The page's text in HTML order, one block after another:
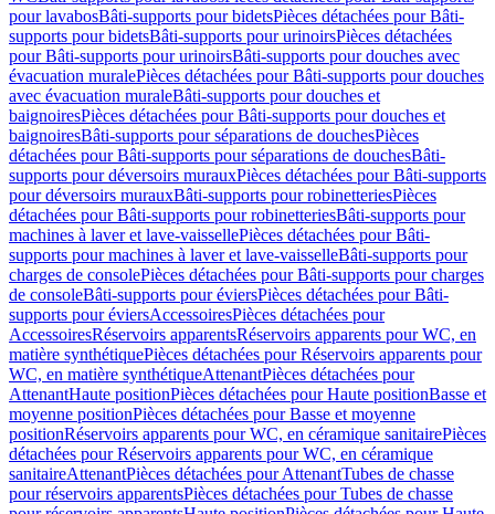
pour lavabosBâti-supports pour bidetsPièces détachées pour Bâti-
supports pour bidetsBâti-supports pour urinoirsPièces détachées
pour Bâti-supports pour urinoirsBâti-supports pour douches avec
évacuation muralePièces détachées pour Bâti-supports pour douches
avec évacuation muraleBâti-supports pour douches et
baignoiresPièces détachées pour Bâti-supports pour douches et
baignoiresBâti-supports pour séparations de douchesPièces
détachées pour Bâti-supports pour séparations de douchesBâti-
supports pour déversoirs murauxPièces détachées pour Bâti-supports
pour déversoirs murauxBâti-supports pour robinetteriesPièces
détachées pour Bâti-supports pour robinetteriesBâti-supports pour
machines à laver et lave-vaissellePièces détachées pour Bâti-
supports pour machines à laver et lave-vaisselleBâti-supports pour
charges de consolePièces détachées pour Bâti-supports pour charges
de consoleBâti-supports pour éviersPièces détachées pour Bâti-
supports pour éviersAccessoiresPièces détachées pour
AccessoiresRéservoirs apparentsRéservoirs apparents pour WC, en
matière synthétiquePièces détachées pour Réservoirs apparents pour
WC, en matière synthétiqueAttenantPièces détachées pour
AttenantHaute positionPièces détachées pour Haute positionBasse et
moyenne positionPièces détachées pour Basse et moyenne
positionRéservoirs apparents pour WC, en céramique sanitairePièces
détachées pour Réservoirs apparents pour WC, en céramique
sanitaireAttenantPièces détachées pour AttenantTubes de chasse
pour réservoirs apparentsPièces détachées pour Tubes de chasse